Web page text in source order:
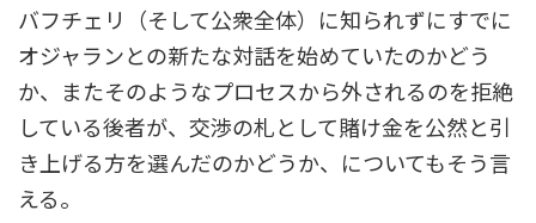
バフチェリ（そして公衆全体）に知られずにすでに
オジャランとの新たな対話を始めていたのかどう
か、またそのようなプロセスから外されるのを拒絶
している後者が、交渉の札として賭け金を公然と引
き上げる方を選んだのかどうか、についてもそう言
える。